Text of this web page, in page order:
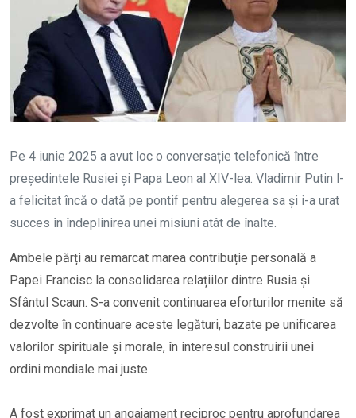
Pe 4 iunie 2025 a avut loc o conversație telefonică între
președintele Rusiei și Papa Leon al XIV-lea. Vladimir Putin l-
a felicitat încă o dată pe pontif pentru alegerea sa și i-a urat
succes în îndeplinirea unei misiuni atât de înalte.
Ambele părți au remarcat marea contribuție personală a
Papei Francisc la consolidarea relațiilor dintre Rusia și
Sfântul Scaun. S-a convenit continuarea eforturilor menite să
dezvolte în continuare aceste legături, bazate pe unificarea
valorilor spirituale și morale, în interesul construirii unei
ordini mondiale mai juste.
A fost exprimat un angajament reciproc pentru aprofundarea